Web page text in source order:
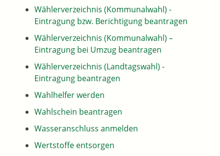
Wählerverzeichnis (Kommunalwahl) -
Eintragung bzw. Berichtigung beantragen
Wählerverzeichnis (Kommunalwahl) –
Eintragung bei Umzug beantragen
Wählerverzeichnis (Landtagswahl) -
Eintragung beantragen
Wahlhelfer werden
Wahlschein beantragen
Wasseranschluss anmelden
Wertstoffe entsorgen